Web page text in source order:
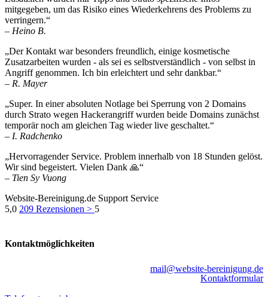
mitgegeben, um das Risiko eines Wiederkehrens des Problems zu
verringern.“
– Heino B.
„Der Kontakt war besonders freundlich, einige kosmetische
Zusatzarbeiten wurden - als sei es selbstverständlich - von selbst in
Angriff genommen. Ich bin erleichtert und sehr dankbar.“
– R. Mayer
„Super. In einer absoluten Notlage bei Sperrung von 2 Domains
durch Strato wegen Hackerangriff wurden beide Domains zunächst
temporär noch am gleichen Tag wieder live geschaltet.“
– I. Radchenko
„Hervorragender Service. Problem innerhalb von 18 Stunden gelöst.
Wir sind begeistert. Vielen Dank 🙏“
– Tien Sy Vuong
Website-Bereinigung.de Support Service
5,0 209 Rezensionen > 5
Kontaktmöglichkeiten
mail@website-bereinigung.de
Kontaktformular